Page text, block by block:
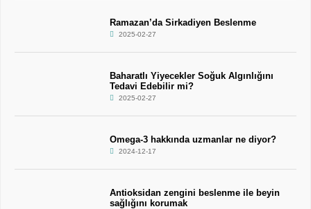
Ramazan’da Sirkadiyen Beslenme
2025-02-27
Baharatlı Yiyecekler Soğuk Algınlığını
Tedavi Edebilir mi?
2025-02-27
Omega-3 hakkında uzmanlar ne diyor?
2024-12-17
Antioksidan zengini beslenme ile beyin
sağlığını korumak